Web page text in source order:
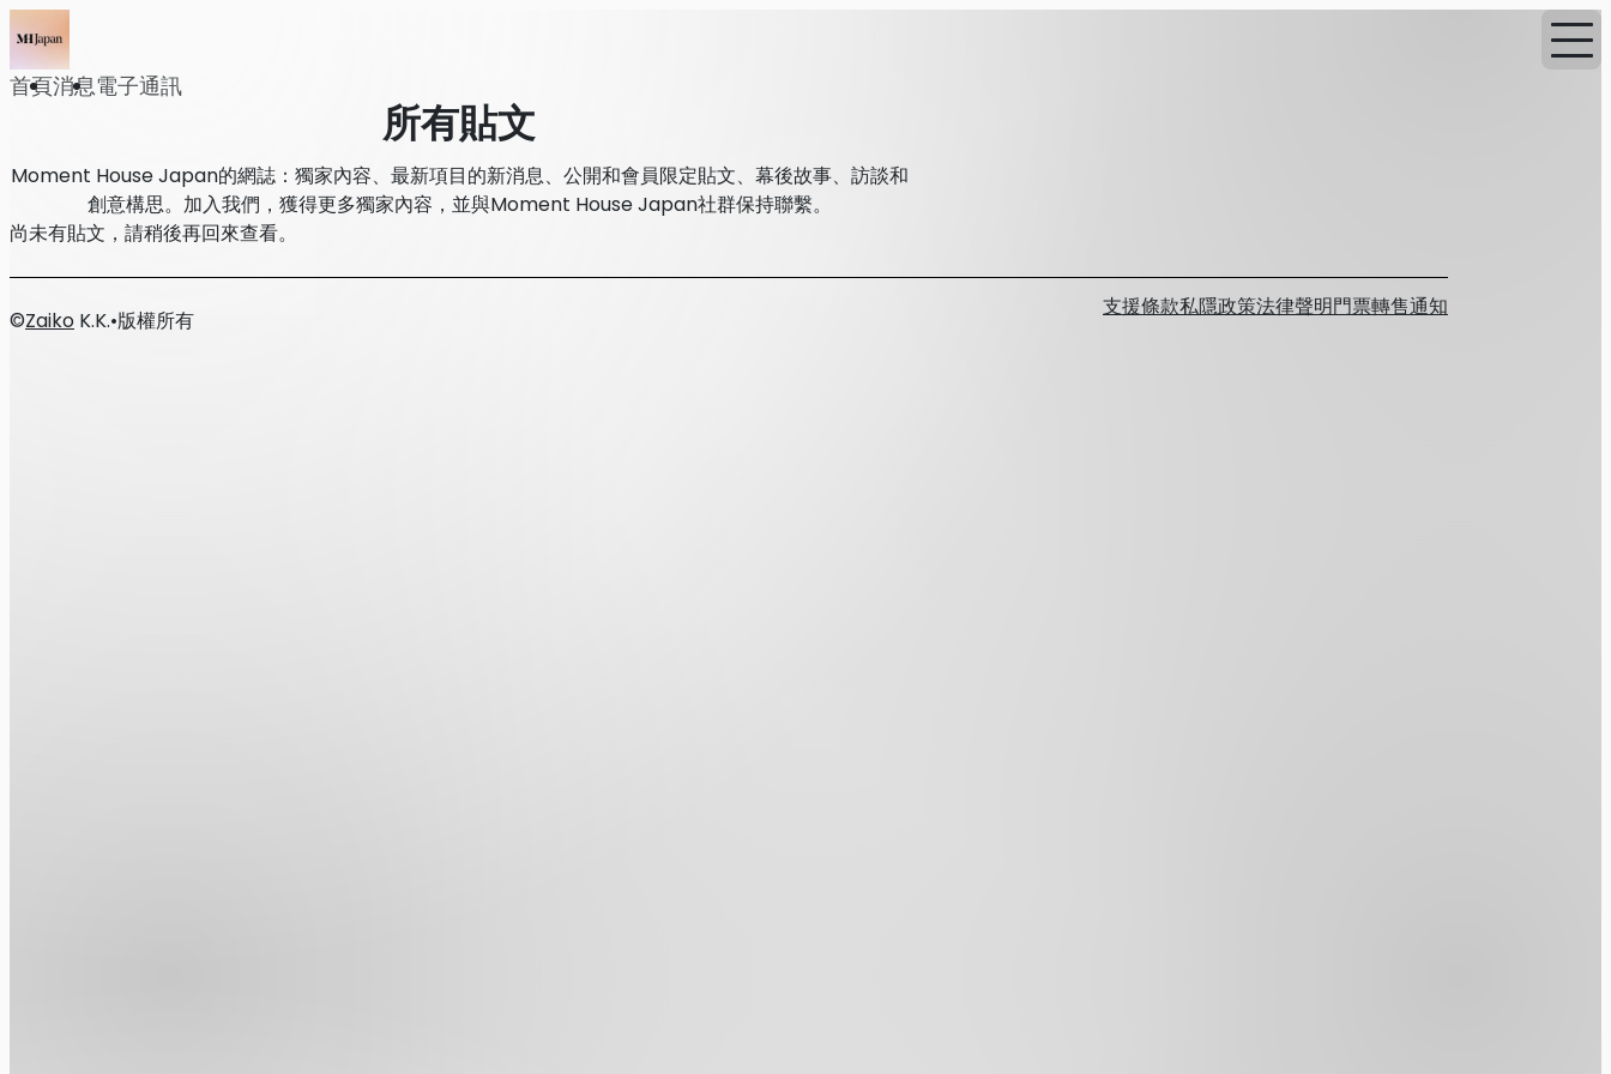
首頁消息電子通訊
所有貼文
Moment House Japan的網誌：獨家內容、最新項目的新消息、公開和會員限定貼文、幕後故事、訪談和
創意構思。加入我們，獲得更多獨家內容，並與Moment House Japan社群保持聯繫。
尚未有貼文，請稍後再回來查看。
支援條款私隱政策法律聲明門票轉售通知
©Zaiko K.K.•版權所有